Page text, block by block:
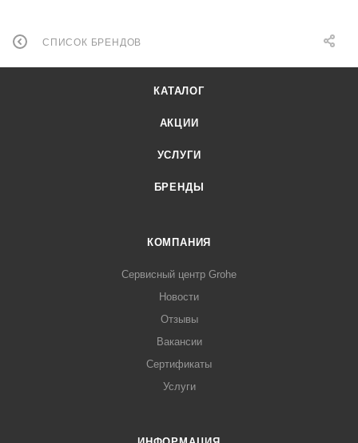
СПИСОК БРЕНДОВ
КАТАЛОГ
АКЦИИ
УСЛУГИ
БРЕНДЫ
КОМПАНИЯ
Сервисный центр Grohe
Новости
Отзывы
Вакансии
Сертификаты
Услуги